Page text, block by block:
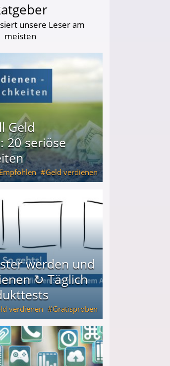
unsere Leser am
meisten
Geld
20 seriöse
Geld verdienen
werden und
↻ Täglich
verdienen Gratisproben